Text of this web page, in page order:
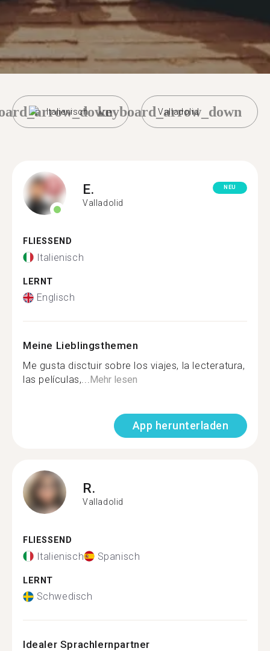
Italienisch Valladolid
keyboard_arrow_down
E.
Valladolid
NEU
FLIESSEND
Italienisch
LERNT
Englisch
Meine Lieblingsthemen
Me gusta disctuir sobre los viajes, la lecteratura,
las películas,...Mehr lesen
App herunterladen
R.
Valladolid
FLIESSEND
Italienisch Spanisch
LERNT
Schwedisch
Idealer Sprachlernpartner